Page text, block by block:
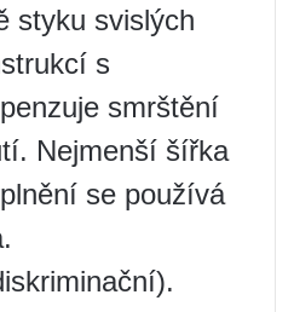
styku svislých
s
smrštění
Nejmenší šířka
se používá